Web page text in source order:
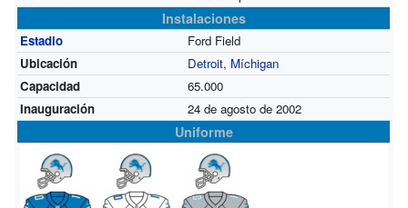
Instalaciones
Estadio
Ford Field
Ubicación
Detroit, Míchigan
Capacidad
65.000
Inauguración
24 de agosto de 2002
Uniforme